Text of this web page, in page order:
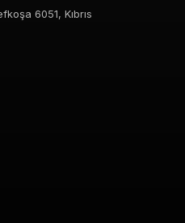
6051, Kıbrıs